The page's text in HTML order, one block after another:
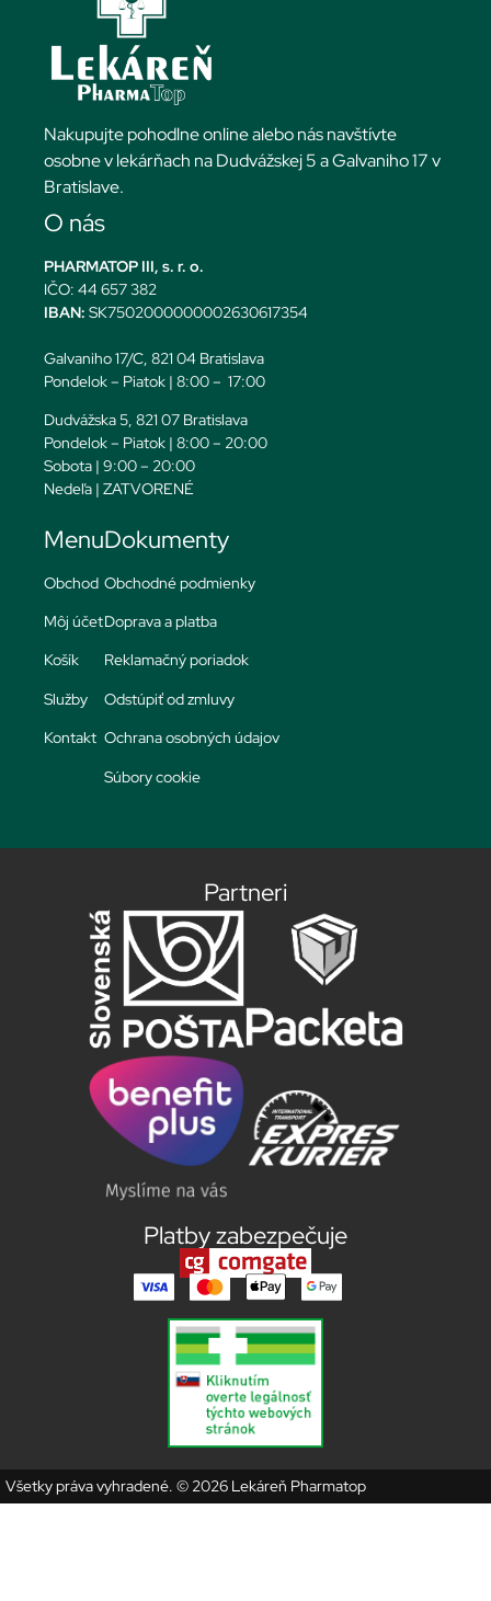
Nakupujte pohodlne online alebo nás navštívte
osobne v lekárňach na Dudvážskej 5 a Galvaniho 17 v
Bratislave.
O nás
PHARMATOP III, s. r. o.
IČO: 44 657 382
IBAN: SK7502000000002630617354
Galvaniho 17/C, 821 04 Bratislava
Pondelok – Piatok | 8:00 – 17:00
Dudvážska 5, 821 07 Bratislava
Pondelok – Piatok | 8:00 – 20:00
Sobota | 9:00 – 20:00
Nedeľa | ZATVORENÉ
Menu
Obchod
Môj účet
Košík
Služby
Kontakt
Dokumenty
Obchodné podmienky
Doprava a platba
Reklamačný poriadok
Odstúpiť od zmluvy
Ochrana osobných údajov
Súbory cookie
Partneri
Platby zabezpečuje
Všetky práva vyhradené. © 2026 Lekáreň Pharmatop